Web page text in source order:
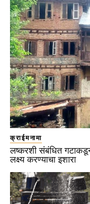
क्राईमनामा
लष्करशी संबंधित
लक्ष्य करण्याचा इशारा